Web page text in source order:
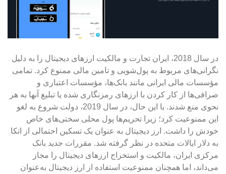
در سال 2018، ایران تجارت و مالکیت ارزهای دیجیتال را به دلیل
نگرانی‌های مربوط به پول‌شویی و تامین مالی ممنوع کرد. تمامی
مؤسسات مالی ایرانی مانند بانک‌ها، مؤسسات اعتباری و
صرافی‌ها از کار کردن با ارزهای رمزنگاری شده یا تبلیغ آنها به هر
نحوی منع شدند. با این حال، در سال 2019، دولت شروع به لغو
این ممنوعیت کرد؛ زیرا تحریم‌ها پول محلی سختی‌های خاص
خودش را داشت. ارز دیجیتال به عنوان یک تسکین احتمالی از اتکا
به دلار ایالات متحده در نظر گرفته شد. مقررات جدید بانک
مرکزی ایران، مالکیت و استخراج ارزهای دیجیتال را مجاز
می‌داند، اما همچنان ممنوعیت استفاده از ارز دیجیتال به‌عنوان